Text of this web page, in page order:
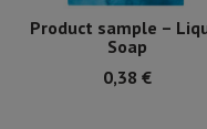
Product sample –
Soap
0,38€